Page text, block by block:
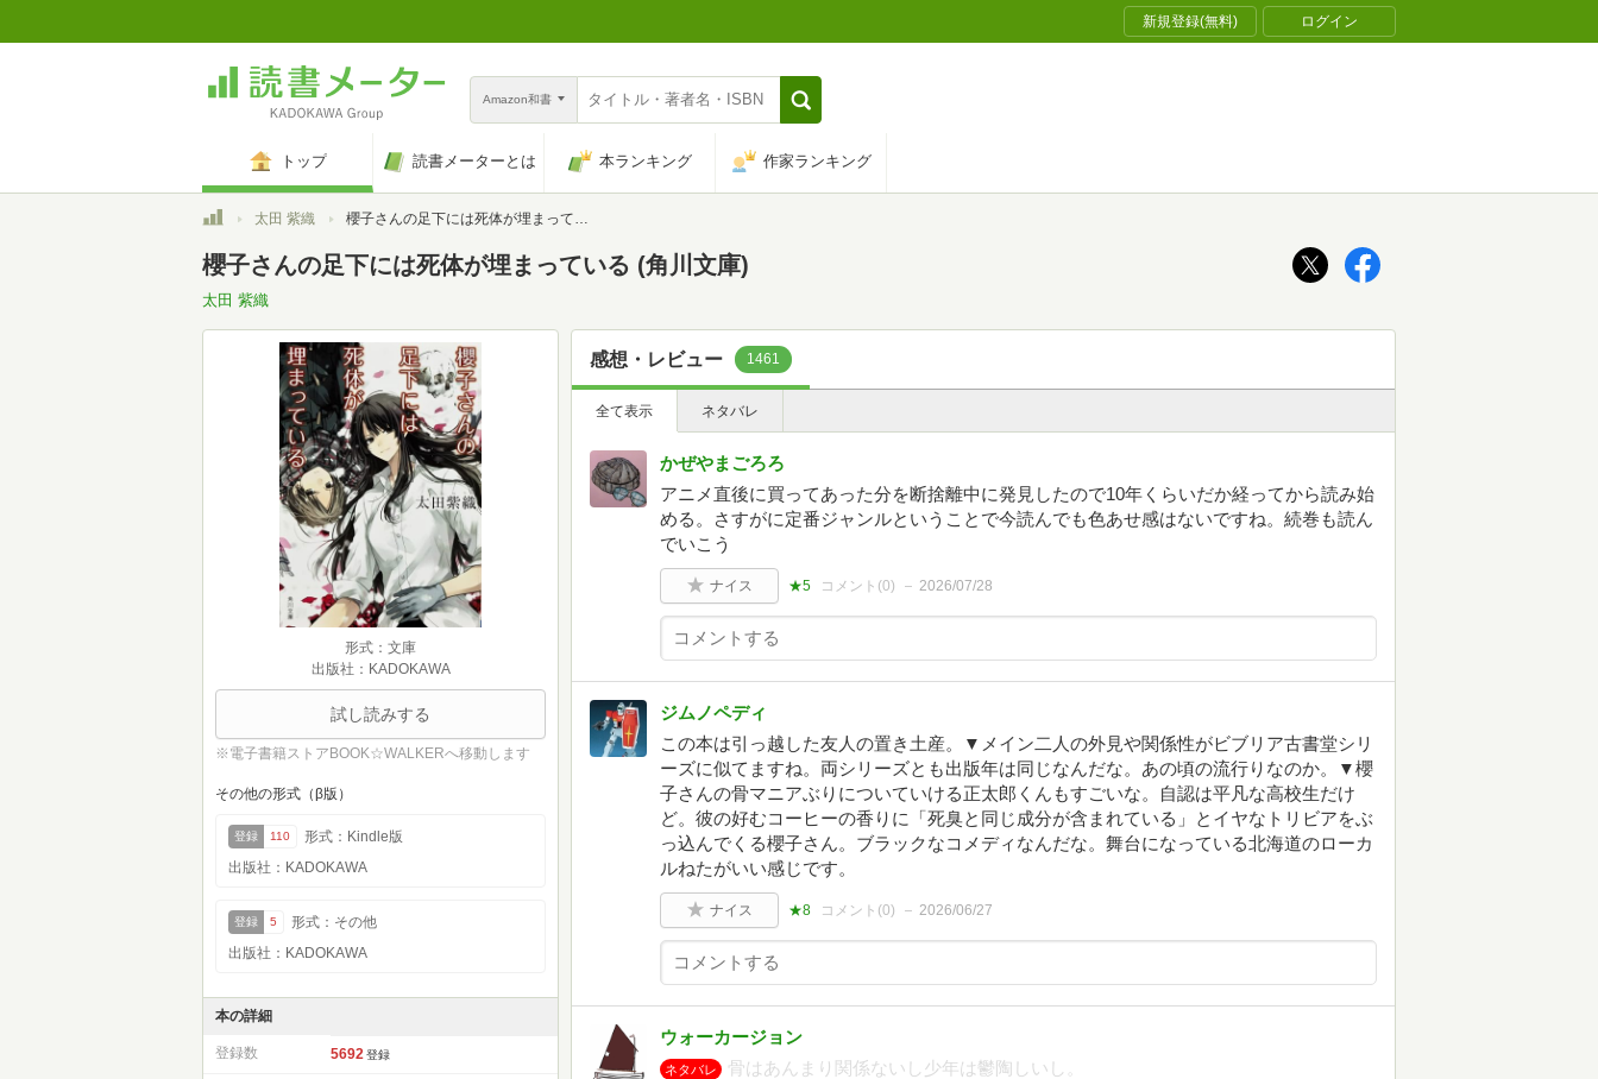
新規登録(無料) ログイン
Amazon和書
トップ 読書メーターとは 本ランキング 作家ランキング
トップ太田 紫織 櫻子さんの足下には死体が埋まっている (角川文庫)
櫻子さんの足下には死体が埋まっている (角川文庫)
太田 紫織
形式：文庫
出版社：KADOKAWA
試し読みする
※電子書籍ストアBOOK☆WALKERへ移動します
その他の形式（β版）
登録 110
形式：Kindle版
出版社：KADOKAWA
登録 5
形式：その他
出版社：KADOKAWA
本の詳細
登録数 5692 登録
感想・レビュー 1461
全て表示 ネタバレ
かぜやまごろろ
アニメ直後に買ってあった分を断捨離中に発見したので10年くらいだか経ってから読み始
める。さすがに定番ジャンルということで今読んでも色あせ感はないですね。続巻も読ん
でいこう
ナイス ★5 コメント(0) 2026/07/28
ジムノペディ
この本は引っ越した友人の置き土産。▼メイン二人の外見や関係性がビブリア古書堂シリ
ーズに似てますね。両シリーズとも出版年は同じなんだな。あの頃の流行りなのか。▼櫻
子さんの骨マニアぶりについていける正太郎くんもすごいな。自認は平凡な高校生だけ
ど。彼の好むコーヒーの香りに「死臭と同じ成分が含まれている」とイヤなトリビアをぶ
っ込んでくる櫻子さん。ブラックなコメディなんだな。舞台になっている北海道のローカ
ルねたがいい感じです。
ナイス ★8 コメント(0) 2026/06/27
ウォーカージョン
ネタバレ 骨はあんまり関係ないし少年は鬱陶しいし。